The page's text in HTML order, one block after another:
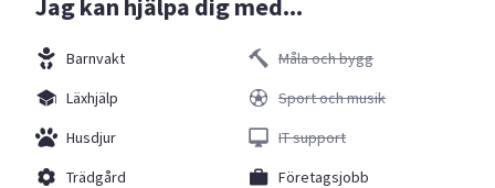
Barnvakt
Läxhjälp
Husdjur
Trädgård
Måla och bygg
Sport och musik
IT support
Företagsjobb